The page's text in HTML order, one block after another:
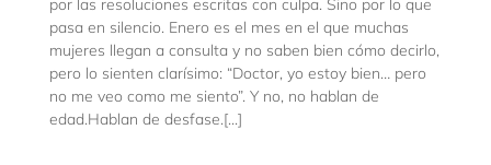
por las resoluciones escritas con culpa. Sino por lo que
pasa en silencio. Enero es el mes en el que muchas
mujeres llegan a consulta y no saben bien cómo decirlo,
pero lo sienten clarísimo: “Doctor, yo estoy bien… pero
no me veo como me siento”. Y no, no hablan de
edad.Hablan de desfase.[...]